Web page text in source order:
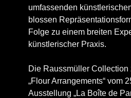
umfassenden
blossen
Folge zu einem breiten
künstlerischer Praxis.
Die Raussmüller
„Flour Arrangements“ vom
Ausstellung „La Boîte de